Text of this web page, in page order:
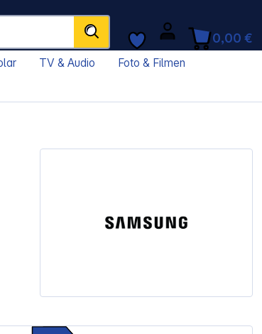
0,00 €
TV & Audio
Foto & Filmen